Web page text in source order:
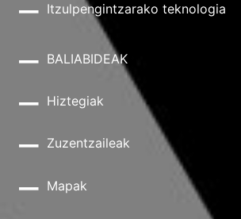
Itzulpengintzarako teknologia
BALIABIDEAK
Hiztegiak
Zuzentzaileak
Mapak